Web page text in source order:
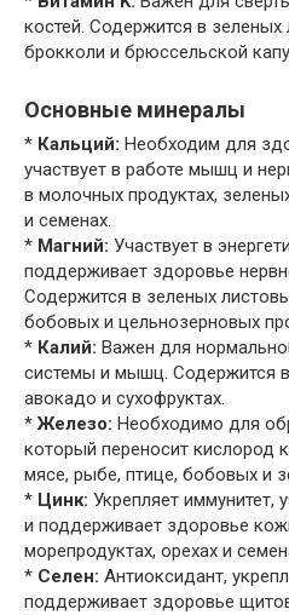
костей. Содержится в
брокколи и брюссельской
Основные минералы
* Кальций: Необходим для
участвует в работе мышц и
в молочных продуктах,
и семенах.
* Магний: Участвует в
поддерживает здоровье
Содержится в зеленых
бобовых и цельнозерновых
* Калий: Важен для
системы и мышц. Содержится
авокадо и сухофруктах.
*Железо: Необходимо для
который переносит кислород
мясе, рыбе, птице, бобовых и
* Цинк: Укрепляет иммунитет,
и поддерживает здоровье
морепродуктах, орехах и
* Селен: Антиоксидант,
поддерживает здоровье